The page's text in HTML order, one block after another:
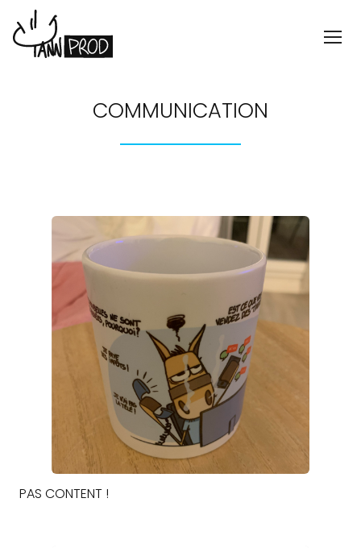
COMMUNICATION
PAS CONTENT !